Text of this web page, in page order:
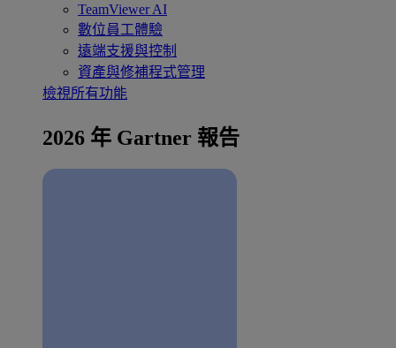
TeamViewer AI
數位員工體驗
遠端支援與控制
資產與修補程式管理
檢視所有功能
2026 年 Gartner 報告